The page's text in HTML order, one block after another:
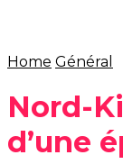
Home Général
Nord-
d’une